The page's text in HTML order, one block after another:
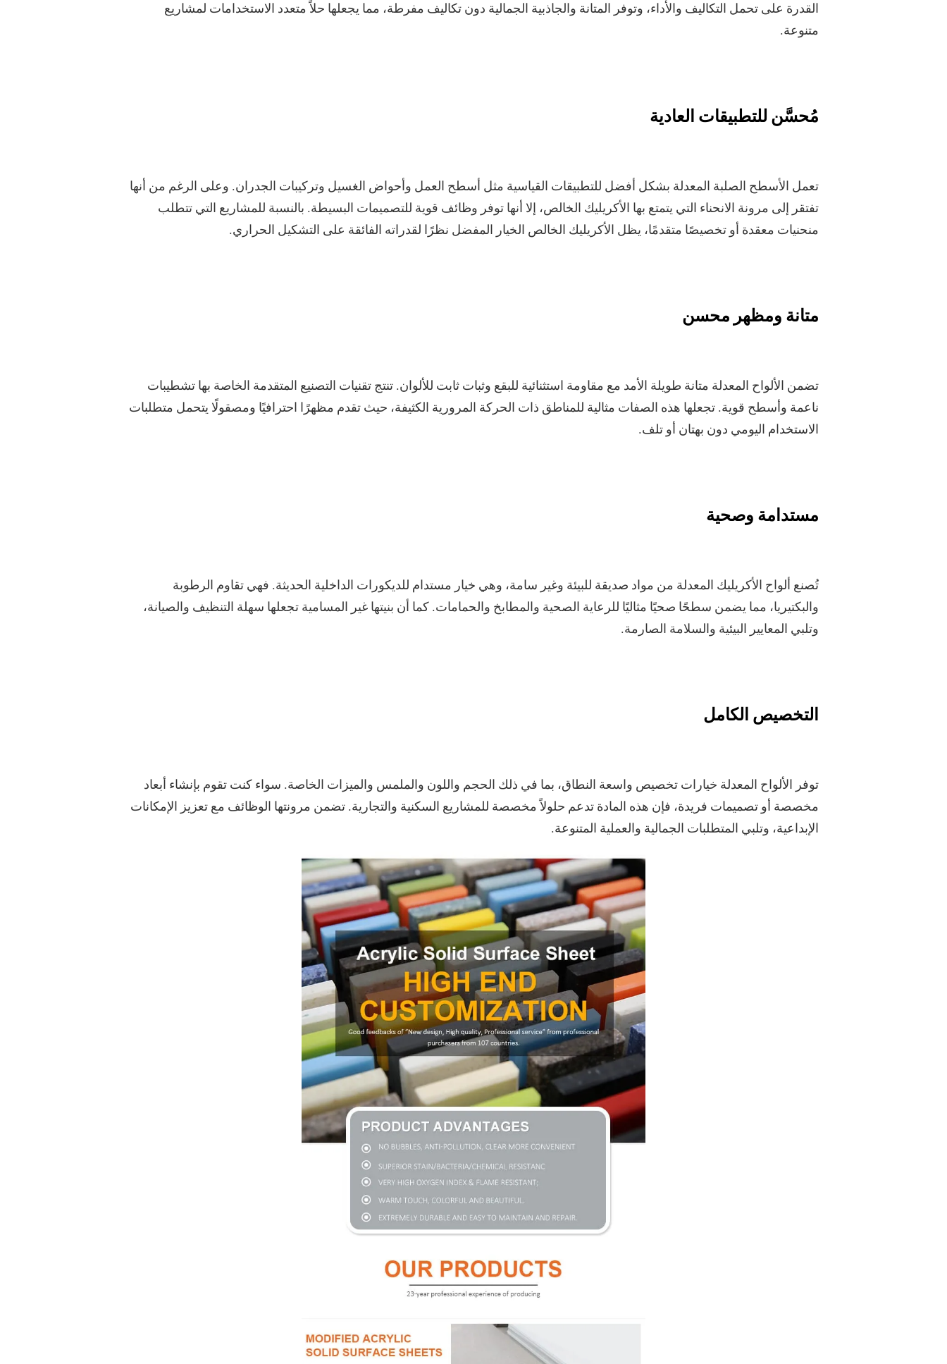
القدرة على تحمل التكاليف والأداء، وتوفر المتانة والجاذبية الجمالية دون تكاليف مفرطة، مما يجعلها حلاً متعدد الاستخدامات لمشاريع
متنوعة.
مُحسَّن للتطبيقات العادية
تعمل الأسطح الصلبة المعدلة بشكل أفضل للتطبيقات القياسية مثل أسطح العمل وأحواض الغسيل وتركيبات الجدران. وعلى الرغم من أنها
تفتقر إلى مرونة الانحناء التي يتمتع بها الأكريليك الخالص، إلا أنها توفر وظائف قوية للتصميمات البسيطة. بالنسبة للمشاريع التي تتطلب
منحنيات معقدة أو تخصيصًا متقدمًا، يظل الأكريليك الخالص الخيار المفضل نظرًا لقدراته الفائقة على التشكيل الحراري.
متانة ومظهر محسن
تضمن الألواح المعدلة متانة طويلة الأمد مع مقاومة استثنائية للبقع وثبات ثابت للألوان. تنتج تقنيات التصنيع المتقدمة الخاصة بها تشطيبات
ناعمة وأسطح قوية. تجعلها هذه الصفات مثالية للمناطق ذات الحركة المرورية الكثيفة، حيث تقدم مظهرًا احترافيًا ومصقولًا يتحمل متطلبات
الاستخدام اليومي دون بهتان أو تلف.
مستدامة وصحية
تُصنع ألواح الأكريليك المعدلة من مواد صديقة للبيئة وغير سامة، وهي خيار مستدام للديكورات الداخلية الحديثة. فهي تقاوم الرطوبة
والبكتيريا، مما يضمن سطحًا صحيًا مثاليًا للرعاية الصحية والمطابخ والحمامات. كما أن بنيتها غير المسامية تجعلها سهلة التنظيف والصيانة،
وتلبي المعايير البيئية والسلامة الصارمة.
التخصيص الكامل
توفر الألواح المعدلة خيارات تخصيص واسعة النطاق، بما في ذلك الحجم واللون والملمس والميزات الخاصة. سواء كنت تقوم بإنشاء أبعاد
مخصصة أو تصميمات فريدة، فإن هذه المادة تدعم حلولاً مخصصة للمشاريع السكنية والتجارية. تضمن مرونتها الوظائف مع تعزيز الإمكانات
الإبداعية، وتلبي المتطلبات الجمالية والعملية المتنوعة.